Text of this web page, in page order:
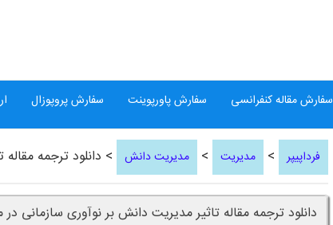
سفارش مقاله کنفرانسی سفارش پاورپوینت سفارش پروپوزال
فرداپیپر > مدیریت > مدیریت دانش > دانلود ترجمه
دانلود ترجمه مقاله تاثیر مدیریت دانش بر نوآوری سازمانی